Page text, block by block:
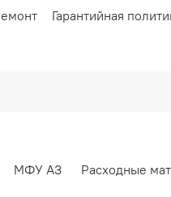
Гарантийная
МФУ А3 Расходные